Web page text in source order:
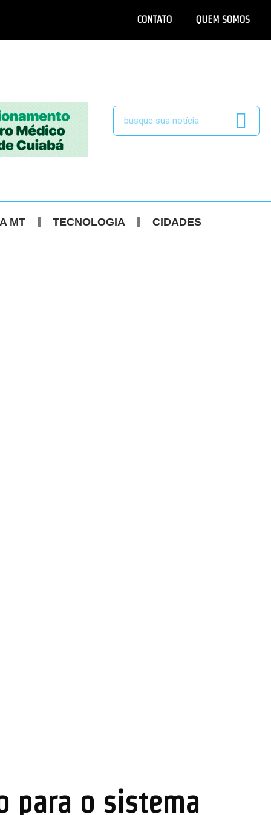
CONTATO QUEM SOMOS
MT TECNOLOGIA CIDADES
para o sistema